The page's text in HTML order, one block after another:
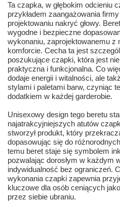
Ta czapka, w głębokim odcieniu
przykładem zaangażowania
projektowaniu nakryć głowy.
wygodne i bezpieczne
wykonaniu, zaprojektowanemu z
komforcie. Cecha ta jest
poszukujące czapki, która jest
praktyczna i funkcjonalna. Co
dodaje energii i witalności, ale
stylami i paletami barw, czyniąc
dodatkiem w każdej garderobie.
Unisexowy design tego beretu
najatrakcyjniejszych atutów
stworzył produkt, który
dopasowując się do
temu beret staje się symbolem
pozwalając dorosłym w każdym
indywidualność bez ograniczeń.
wykonania czapki zapewnia
kluczowe dla osób ceniących
przez siebie ubraniu.